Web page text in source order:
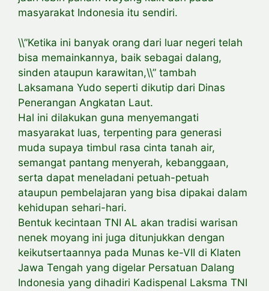
masyarakat Indonesia itu sendiri.
\\”Ketika ini banyak orang dari luar negeri telah
bisa memainkannya, baik sebagai dalang,
sinden ataupun karawitan,\\” tambah
Laksamana Yudo seperti dikutip dari Dinas
Penerangan Angkatan Laut.
Hal ini dilakukan guna menyemangati
masyarakat luas, terpenting para generasi
muda supaya timbul rasa cinta tanah air,
semangat pantang menyerah, kebanggaan,
serta dapat meneladani petuah-petuah
ataupun pembelajaran yang bisa dipakai dalam
kehidupan sehari-hari.
Bentuk kecintaan TNI AL akan tradisi warisan
nenek moyang ini juga ditunjukkan dengan
keikutsertaannya pada Munas ke-VII di Klaten
Jawa Tengah yang digelar Persatuan Dalang
Indonesia yang dihadiri Kadispenal Laksma TNI